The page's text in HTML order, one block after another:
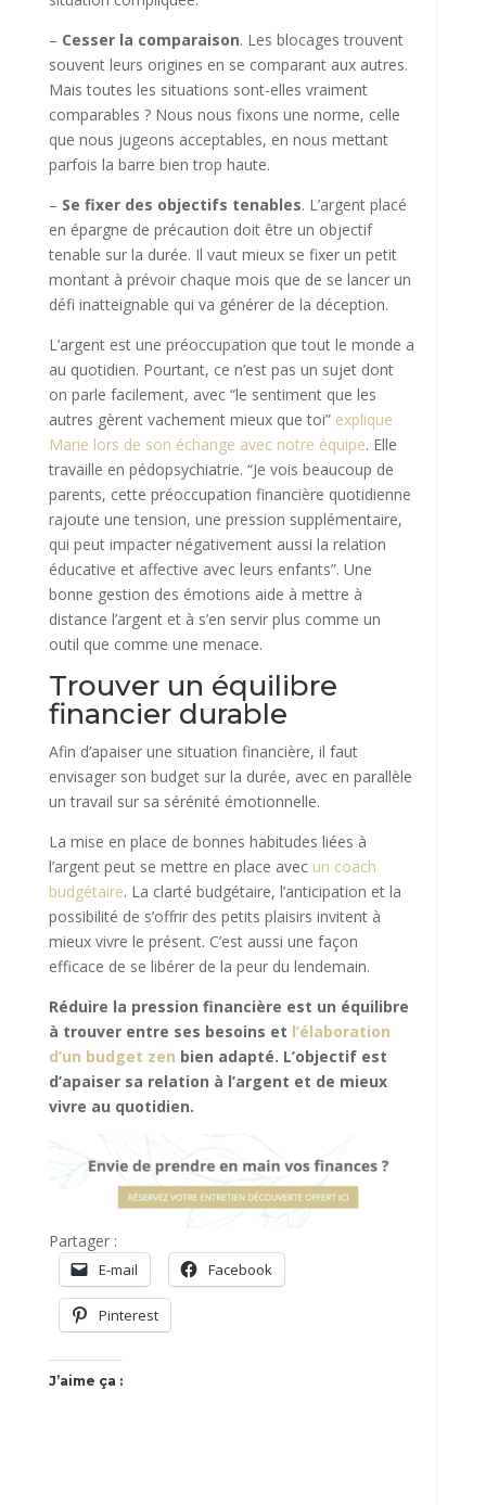
– Cesser la comparaison. Les blocages trouvent
souvent leurs origines en se comparant aux autres.
Mais toutes les situations sont-elles vraiment
comparables ? Nous nous fixons une norme, celle
que nous jugeons acceptables, en nous mettant
parfois la barre bien trop haute.
– Se fixer des objectifs tenables. L’argent placé
en épargne de précaution doit être un objectif
tenable sur la durée. Il vaut mieux se fixer un petit
montant à prévoir chaque mois que de se lancer un
défi inatteignable qui va générer de la déception.
L’argent est une préoccupation que tout le monde a
au quotidien. Pourtant, ce n’est pas un sujet dont
on parle facilement, avec “le sentiment que les
autres gèrent vachement mieux que toi” explique
Marie lors de son échange avec notre équipe. Elle
travaille en pédopsychiatrie. “Je vois beaucoup de
parents, cette préoccupation financière quotidienne
rajoute une tension, une pression supplémentaire,
qui peut impacter négativement aussi la relation
éducative et affective avec leurs enfants”. Une
bonne gestion des émotions aide à mettre à
distance l’argent et à s’en servir plus comme un
outil que comme une menace.
Trouver un équilibre
financier durable
Afin d’apaiser une situation financière, il faut
envisager son budget sur la durée, avec en parallèle
un travail sur sa sérénité émotionnelle.
La mise en place de bonnes habitudes liées à
l’argent peut se mettre en place avec un coach
budgétaire. La clarté budgétaire, l’anticipation et la
possibilité de s’offrir des petits plaisirs invitent à
mieux vivre le présent. C’est aussi une façon
efficace de se libérer de la peur du lendemain.
Réduire la pression financière est un équilibre
à trouver entre ses besoins et l’élaboration
d’un budget zen bien adapté. L’objectif est
d’apaiser sa relation à l’argent et de mieux
vivre au quotidien.
Partager :
E-mail Facebook
Pinterest
J’aime ça :